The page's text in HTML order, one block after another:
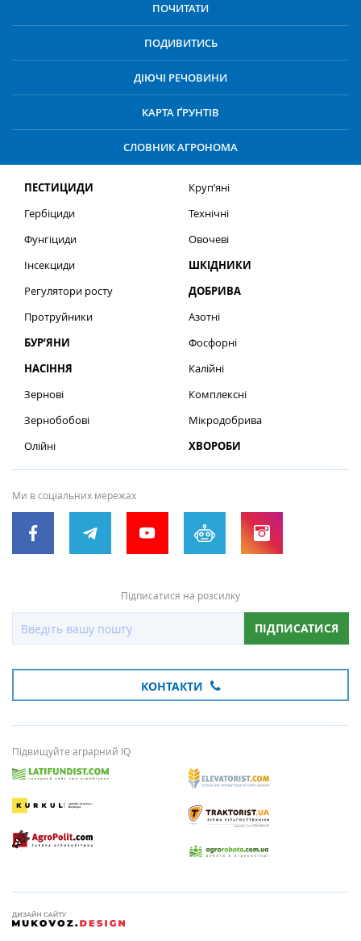
ПОЧИТАТИ
ПОДИВИТИСЬ
ДІЮЧІ РЕЧОВИНИ
КАРТА ҐРУНТІВ
СЛОВНИК АГРОНОМА
ПЕСТИЦИДИ
Гербіциди
Фунгіциди
Інсекциди
Регулятори росту
Протруйники
БУР’ЯНИ
НАСІННЯ
Зернові
Зернобобові
Олійні
Круп’яні
Технічні
Овочеві
ШКІДНИКИ
ДОБРИВА
Азотні
Фосфорні
Калійні
Комплексні
Мікродобрива
ХВОРОБИ
Ми в соціальних мережах
Підписатися на розсилку
ПІДПИСАТИСЯ
КОНТАКТИ
Підвищуйте аграрний IQ